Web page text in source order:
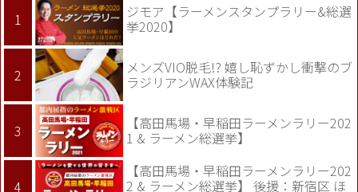
ジモア【ラーメンスタンプラリー&総選
挙2020】
メンズVIO脱毛!? 嬉し恥ずかし衝撃のブ
ラジリアンWAX体験記
【高田馬場・早稲田ラーメンラリー202
1 & ラーメン総選挙】
【高田馬場・早稲田ラーメンラリー202
2 & ラーメン総選挙】 後援：新宿区 ほ